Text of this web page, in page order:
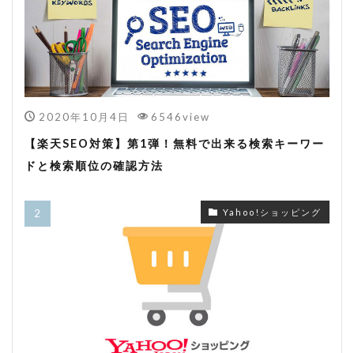
2020年10月4日 6546view
【楽天SEO対策】第1弾！無料で出来る検索キーワー
ドと検索順位の確認方法
Yahoo!ショッピング